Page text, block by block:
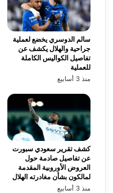
سالم الدوسري يخضع لعملية
جراحية والهلال يكشف عن
تفاصيل الكواليس الكاملة
للعملية
منذ 3 أسابيع
كشف تقرير سعودي سبورت
عن تفاصيل صادمة حول
العروض الأوروبية المقدمة
لمالكون بشأن مغادرته الهلال
منذ 3 أسابيع